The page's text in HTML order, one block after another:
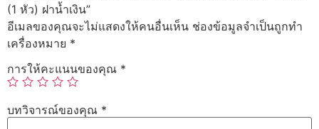
(1 หัว) ฝาน้ำเงิน”
อีเมลของคุณจะไม่แสดงให้คนอื่นเห็น ช่องข้อมูลจำเป็นถูกทำ
เครื่องหมาย *
การให้คะแนนของคุณ *
บทวิจารณ์ของคุณ *